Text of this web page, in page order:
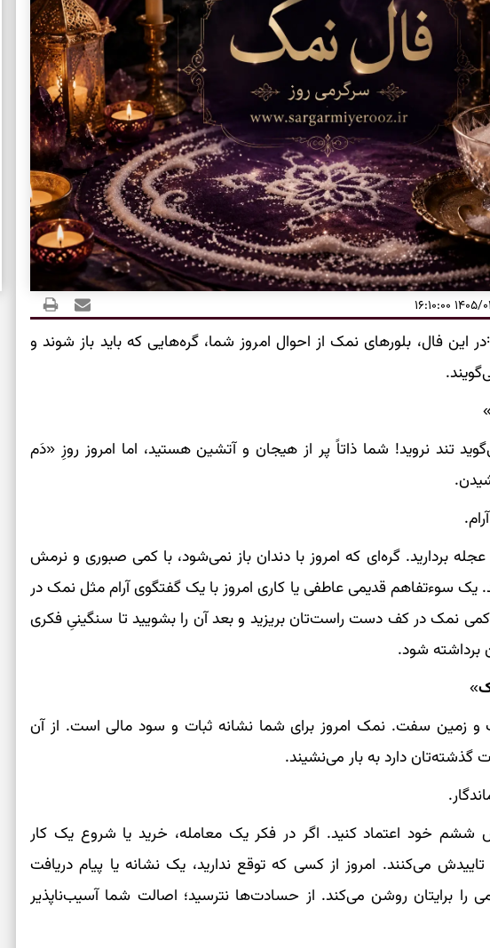
۱۶:۱۰:۰۰
:در این فال، بلورهای نمک از احوال امروز شما، گره‌هایی که باید باز شوند و
تند نروید! شما ذاتاً پر از هیجان و آتشین هستید، اما امروز روزِ «دَم
بردارید. گره‌ای که امروز با دندان باز نمی‌شود، با کمی صبوری و نرمش
قدیمی عاطفی یا کاری امروز با یک گفتگوی آرام مثل نمک در
نمک در کف دست راست‌تان بریزید و بعد آن را بشویید تا سنگینیِ فکری
برداشته شود.
و زمین سفت. نمک امروز برای شما نشانه ثبات و سود مالی است. از آن
دارد به بار می‌نشیند.
خود اعتماد کنید. اگر در فکر یک معامله، خرید یا شروع یک کار
می‌کنند. امروز از کسی که توقع ندارید، یک نشانه یا پیام دریافت
را برایتان روشن می‌کند. از حسادت‌ها نترسید؛ اصالت شما آسیب‌ناپذیر